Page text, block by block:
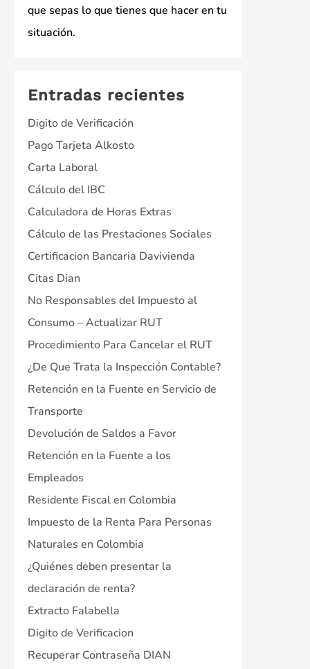
que sepas lo que tienes que hacer en tu
situación.
Entradas recientes
Digito de Verificación
Pago Tarjeta Alkosto
Carta Laboral
Cálculo del IBC
Calculadora de Horas Extras
Cálculo de las Prestaciones Sociales
Certificacion Bancaria Davivienda
Citas Dian
No Responsables del Impuesto al
Consumo – Actualizar RUT
Procedimiento Para Cancelar el RUT
¿De Que Trata la Inspección Contable?
Retención en la Fuente en Servicio de
Transporte
Devolución de Saldos a Favor
Retención en la Fuente a los
Empleados
Residente Fiscal en Colombia
Impuesto de la Renta Para Personas
Naturales en Colombia
¿Quiénes deben presentar la
declaración de renta?
Extracto Falabella
Digito de Verificacion
Recuperar Contraseña DIAN